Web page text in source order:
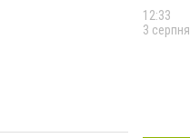
12:33
3 серпня